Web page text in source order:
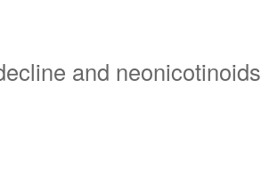
de
and neonicotinoids